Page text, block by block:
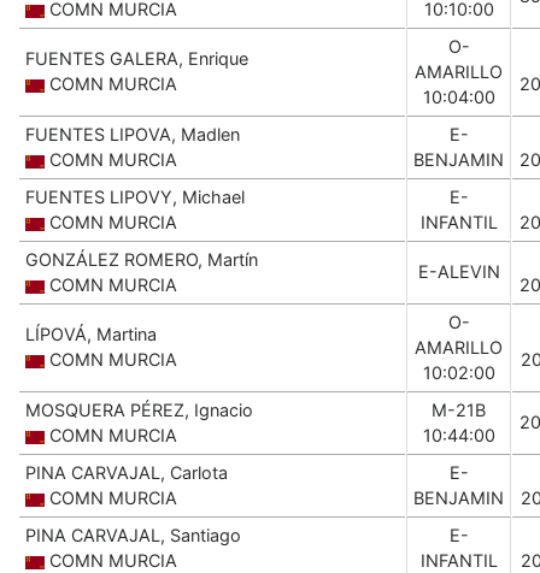
COMN MURCIA 10:10:00
FUENTES GALERA, Enrique
COMN MURCIA
O-
AMARILLO
10:04:00
FUENTES LIPOVA, Madlen
COMN MURCIA
E-
BENJAMIN
FUENTES LIPOVY, Michael
COMN MURCIA
E-
INFANTIL
GONZÁLEZ ROMERO, Martín
COMN MURCIA
E-ALEVIN
LÍPOVÁ, Martina
COMN MURCIA
O-
AMARILLO
10:02:00
MOSQUERA PÉREZ, Ignacio
COMN MURCIA
M-21B
10:44:00
PINA CARVAJAL, Carlota
COMN MURCIA
E-
BENJAMIN
PINA CARVAJAL, Santiago
COMN MURCIA
E-
INFANTIL